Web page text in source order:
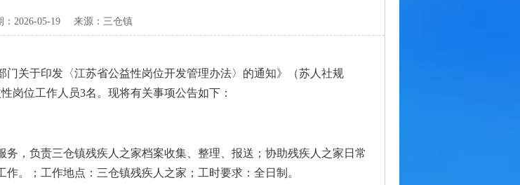
：2026-05-19 来源： 三仓镇
关于印发〈江苏省公益性岗位开发管理办法〉的通知》（苏人社规
岗位工作人员3名。现将有关事项公告如下：
，负责三仓镇残疾人之家档案收集、整理、报送；协助残疾人之家日常
。；工作地点：三仓镇残疾人之家；工时要求：全日制。